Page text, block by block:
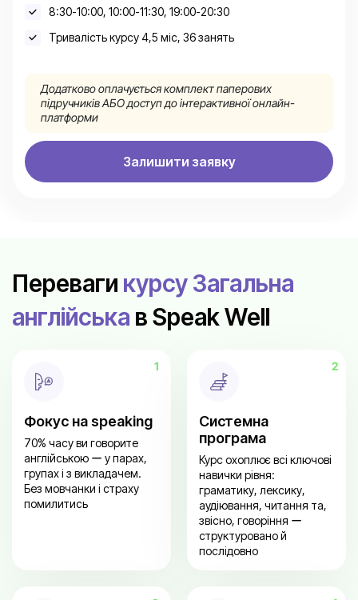
8:30-10:00, 10:00-11:30, 19:00-20:30
Тривалість курсу 4,5 міс, 36 занять
Додатково оплачується комплект паперових
підручників АБО доступ до інтерактивної онлайн-
платформи
Залишити заявку
Переваги курсу Загальна
англійська в Speak Well
Фокус на speaking
70% часу ви говорите
англійською ー у парах,
групах і з викладачем.
Без мовчанки і страху
помилитись
Системна
програма
Курс охоплює всі ключові
навички рівня:
граматику, лексику,
аудіювання, читання та,
звісно, говоріння ー
структуровано й
послідовно